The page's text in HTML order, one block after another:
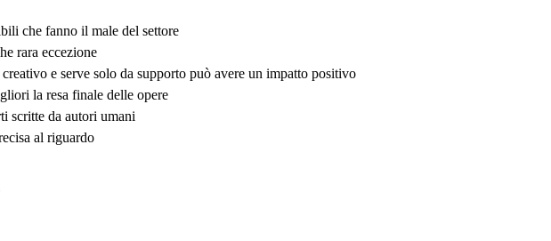
che fanno il male del settore
rara eccezione
e serve solo da supporto può avere un impatto positivo
la resa finale delle opere
scritte da autori umani
al riguardo